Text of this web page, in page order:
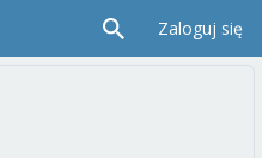
Zaloguj się